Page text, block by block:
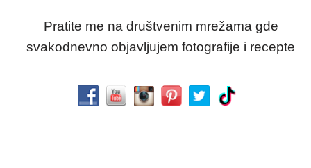
Pratite me na društvenim mrežama gde
svakodnevno objavljujem fotografije i recepte